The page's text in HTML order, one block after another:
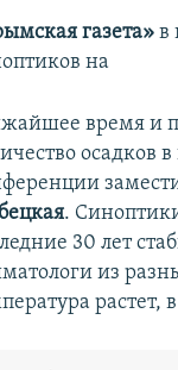
газета» в
на
время и
осадков
.
30 лет
из
растет,